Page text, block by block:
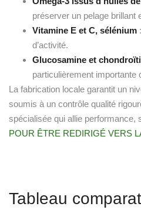
préserver un pelage brillant
Vitamine E et C, sélénium
d’activité.
Glucosamine et
particulièrement
La fabrication locale garantit un
soumis à un contrôle qualité
spécialisée qui allie performance,
POUR ÊTRE REDIRIGÉ VERS
Tableau